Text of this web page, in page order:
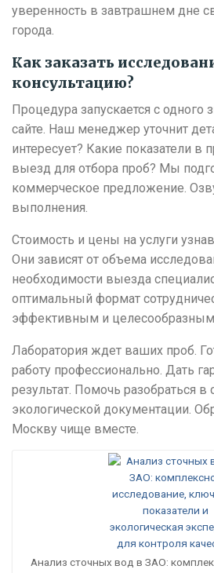
уверенность в завтрашнем дне
города.
Как заказать
консультацию?
Процедура запускается с одного
сайте. Наш менеджер уточнит
интересует? Какие показатели в
выезд для отбора проб? Мы
коммерческое предложение.
выполнения.
Стоимость и цены на услуги
Они зависят от объема
необходимости выезда
оптимальный формат
эффективным и
Лаборатория ждет ваших проб.
работу профессионально. Дать
результат. Помочь разобраться в
экологической документации.
Москву чище вместе.
Анализ сточных вод в ЗАО: